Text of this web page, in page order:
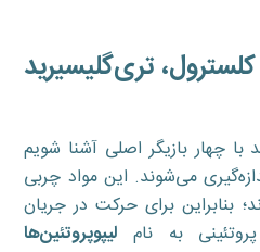
تری‌گلیسیرید
با چهار بازیگر اصلی آشنا شویم
می‌شوند. این مواد چربی
بنابراین برای حرکت در جریان
به نام لیپوپروتئین‌ها